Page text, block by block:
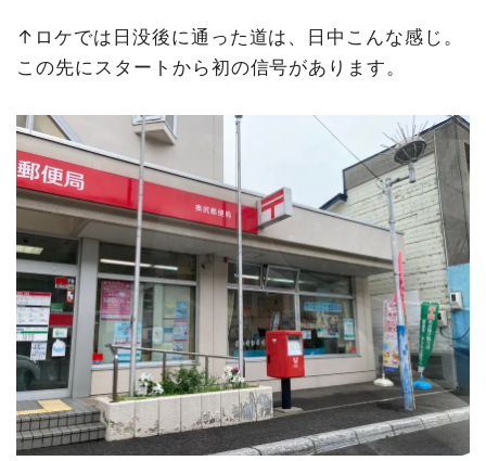
↑ロケでは日没後に通った道は、日中こんな感じ。
この先にスタートから初の信号があります。